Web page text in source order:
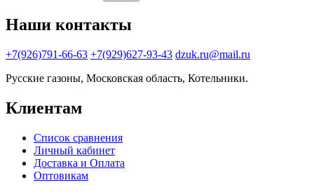
Наши контакты
+7(926)791-66-63 +7(929)627-93-43 dzuk.ru@mail.ru
Русские газоны, Московская область, Котельники.
Клиентам
Список сравнения
Личный кабинет
Доставка и Оплата
Оптовикам